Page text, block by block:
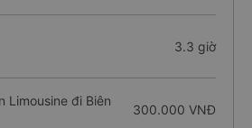
3.3 giờ
Limousine đi Biên
300.000 VNĐ